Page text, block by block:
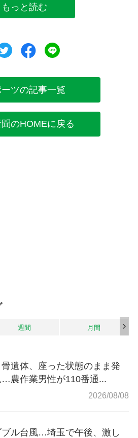
もっと読む
ツイートシェア
ーツの記事一覧
のHOMEに戻る
週間 月間
骨遺体、座った状態のまま発
…農作業男性が110番通...
2026/08/08
ブル台風…埼玉で午後、激し